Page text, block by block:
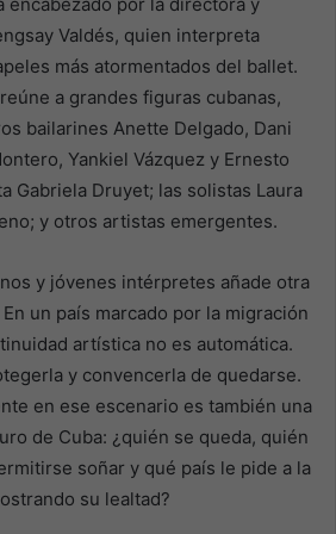
Valdés, quien interpreta
más atormentados del ballet.
a grandes figuras cubanas,
bailarines Anette Delgado, Dani
Yankiel Vázquez y Ernesto
Gabriela Druyet; las solistas Laura
y otros artistas emergentes.
y jóvenes intérpretes añade otra
un país marcado por la migración
artística no es automática.
y convencerla de quedarse.
en ese escenario es también una
de Cuba: ¿quién se queda, quién
soñar y qué país le pide a la
su lealtad?